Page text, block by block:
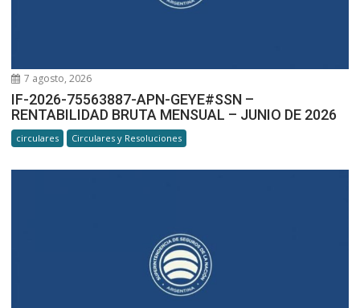
7 agosto, 2026
IF-2026-75563887-APN-GEYE#SSN –
RENTABILIDAD BRUTA MENSUAL – JUNIO DE 2026
circulares Circulares y Resoluciones